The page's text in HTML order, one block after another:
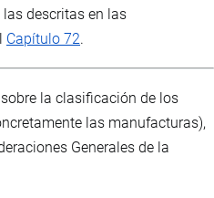
descritas en las
Capítulo 72.
la clasificación de los
las manufacturas),
Generales de la